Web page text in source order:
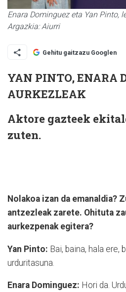
Enara Dominguez eta Yan Pinto,
Argazkia: Aiurri
Gehitu gaitzazu Googlen
YAN PINTO, ENARA
AURKEZLEAK
Aktore gazteek
zuten.
Nolakoa izan da emanaldia?
antzezleak zarete. Ohituta
aurkezpenak egitera?
Yan Pinto: Bai, baina, hala ere,
urduritasuna.
Enara Dominguez: Hori da.